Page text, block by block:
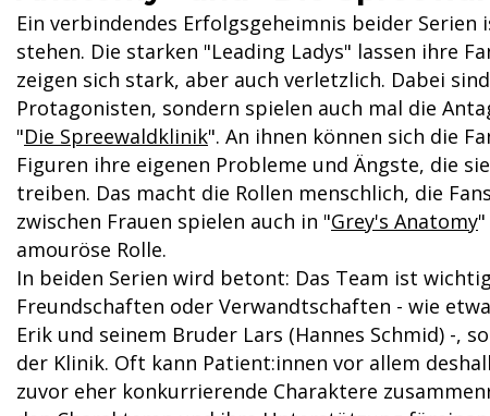
Ein verbindendes Erfolgsgeheimnis beider Serien
stehen. Die starken "Leading Ladys" lassen ihre
zeigen sich stark, aber auch verletzlich. Dabei
Protagonisten, sondern spielen auch mal die
"Die Spreewaldklinik". An ihnen können sich die
Figuren ihre eigenen Probleme und Ängste, die
treiben. Das macht die Rollen menschlich, die
zwischen Frauen spielen auch in "Grey's Anatomy
amouröse Rolle.
In beiden Serien wird betont: Das Team ist
Freundschaften oder Verwandtschaften - wie
Erik und seinem Bruder Lars (Hannes Schmid) -,
der Klinik. Oft kann Patient:innen vor allem
zuvor eher konkurrierende Charaktere